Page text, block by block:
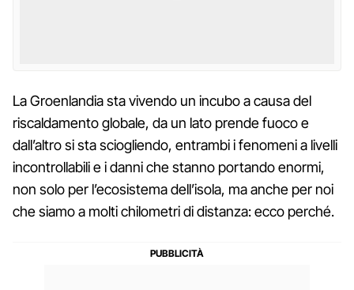
La Groenlandia sta vivendo un incubo a causa del
riscaldamento globale, da un lato prende fuoco e
dall’altro si sta sciogliendo, entrambi i fenomeni a livelli
incontrollabili e i danni che stanno portando enormi,
non solo per l’ecosistema dell’isola, ma anche per noi
che siamo a molti chilometri di distanza: ecco perché.